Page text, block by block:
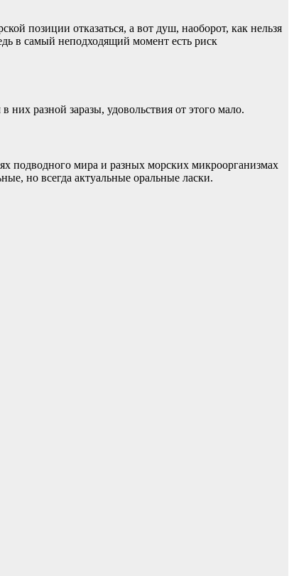
позиции отказаться, а вот душ, наоборот, как нельзя
в самый неподходящий момент есть риск
разной заразы, удовольствия от этого мало.
подводного мира и разных морских микроорганизмах
но всегда актуальные оральные ласки.